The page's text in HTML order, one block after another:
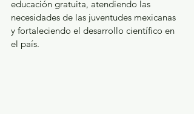
educación gratuita, atendiendo las
necesidades de las juventudes mexicanas
y fortaleciendo el desarrollo científico en
el país.